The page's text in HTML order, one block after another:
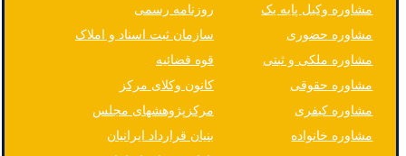
مشاوره وکیل پایه یک
مشاوره حضوری
مشاوره ملکی و ثبتی
مشاوره حقوقی
مشاوره کیفری
مشاوره خانواده
روزنامه رسمی
سازمان ثبت اسناد و املاک
قوه قضائیه
کانون وکلای مرکز
مرکزپژوهشهای مجلس
بنیان قرارداد ایرانیان